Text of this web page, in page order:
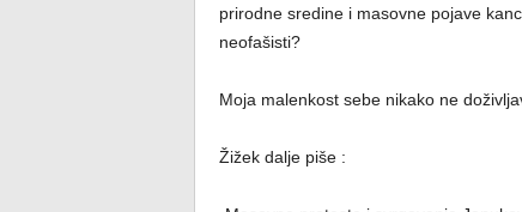
prirodne sredine i masovne pojave
neofašisti?
Moja malenkost sebe nikako ne
Žižek dalje piše :